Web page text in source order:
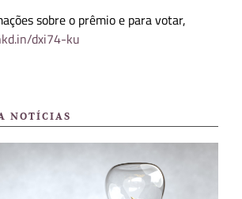
sobre o prêmio e para votar,
dxi74-ku
NOTÍCIAS